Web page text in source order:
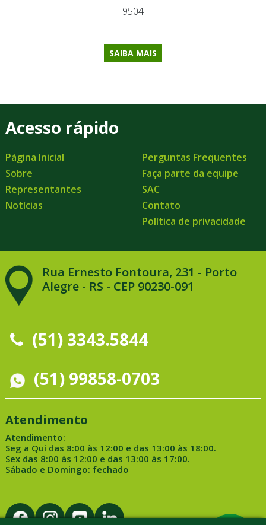
9504
SAIBA MAIS
Acesso rápido
Página Inicial
Sobre
Representantes
Notícias
Perguntas Frequentes
Faça parte da equipe
SAC
Contato
Política de privacidade
Rua Ernesto Fontoura, 231 - Porto
Alegre - RS - CEP 90230-091
(51) 3343.5844
(51) 99858-0703
Atendimento
Atendimento:
Seg a Qui das 8:00 às 12:00 e das 13:00 às 18:00.
Sex das 8:00 às 12:00 e das 13:00 às 17:00.
Sábado e Domingo: fechado